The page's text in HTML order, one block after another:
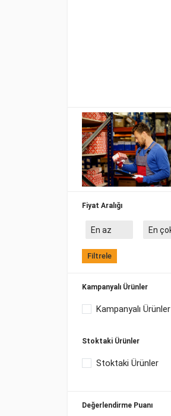
Fiyat Aralığı
Filtrele
Kampanyalı Ürünler
Kampanyalı Ürünler
Stoktaki Ürünler
Stoktaki Ürünler
Değerlendirme Puanı